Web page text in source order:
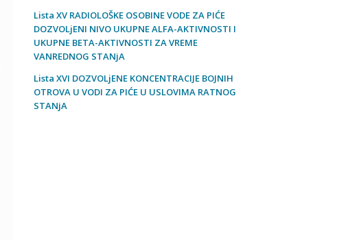
Lista XV RADIOLOŠKE OSOBINE VODE ZA PIĆE
DOZVOLjENI NIVO UKUPNE ALFA-AKTIVNOSTI I
UKUPNE BETA-AKTIVNOSTI ZA VREME
VANREDNOG STANјA
Lista XVI DOZVOLjENE KONCENTRACIJE BOJNIH
OTROVA U VODI ZA PIĆE U USLOVIMA RATNOG
STANјA